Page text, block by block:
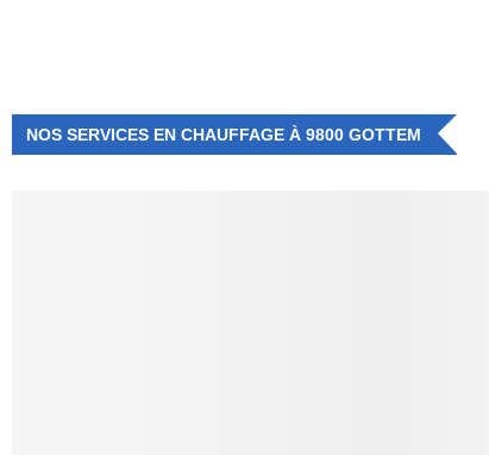
NOS SERVICES EN CHAUFFAGE À 9800 GOTTEM